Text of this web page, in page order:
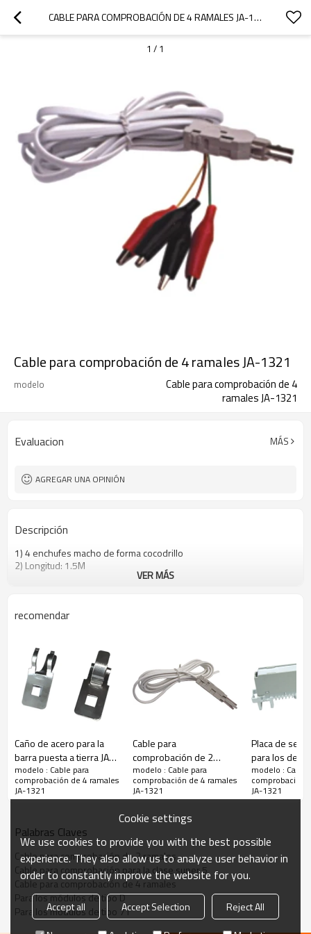
CABLE PARA COMPROBACIÓN DE 4 RAMALES JA-1321
1 / 1
Cable para comprobación de 4 ramales JA-1321
modelo
Cable para comprobación de 4
ramales JA-1321
Evaluacion MÁS
AGREGAR UNA OPINIÓN
Descripción
1) 4 enchufes macho de forma cocodrillo
2) Longitud: 1.5M
VER MÁS
recomendar
Caño de acero para la
barra puesta a tierra JA-
1331
modelo : Cable para
comprobación de 4 ramales
JA-1321
Cable para
comprobación de 2
ramales JA-1318
modelo : Cable para
comprobación de 4 ramales
JA-1321
Placa de
para los de
1309
modelo : Cable
comprobación
JA-1321
Palabras Claves
Cable para comprobación de 2 ramales
Cable para comprobación para la clase super 5
Cable para comprobación de 4 ramales
Para los módulos de tipo D
Para los módulos de tipo 71
Cookie settings
We use cookies to provide you with the best possible
experience. They also allow us to analyze user behavior in
order to constantly improve the website for you.
Accept all Accept Selection
Reject All